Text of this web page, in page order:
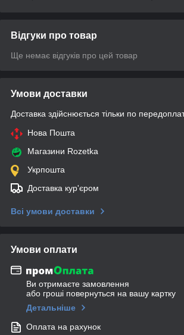
Відгуки про товар
Ще немає відгуків про цей товар
Умови доставки
Доставка здійснюється тільки по
Нова Пошта
Магазини Rozetka
Укрпошта
Доставка кур'єром
Всі умови доставки
Умови оплати
Ви отримаєте замовлення
або гроші повернуться на вашу картку
Детальніше
Оплата на рахунок